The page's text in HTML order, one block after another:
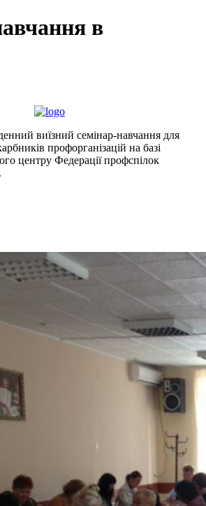
в
виїзний семінар-навчання для
профорганізацій на базі
центру Федерації профспілок